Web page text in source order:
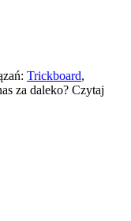
Trickboard,
za daleko? Czytaj